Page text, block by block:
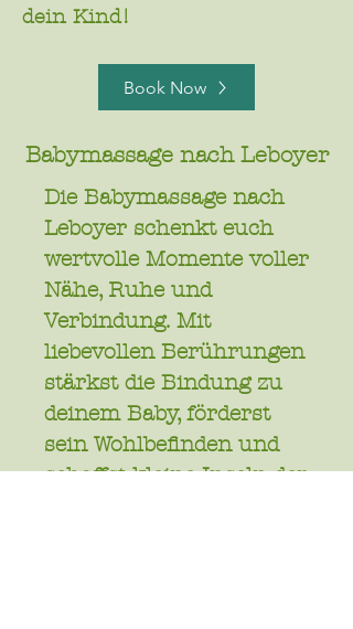
dein Kind!
Book Now
Babymassage nach Leboyer
Die Babymassage nach
Leboyer schenkt euch
wertvolle Momente voller
Nähe, Ruhe und
Verbindung. Mit
liebevollen Berührungen
stärkst die Bindung zu
deinem Baby, förderst
sein Wohlbefinden und
schaffst kleine Inseln der